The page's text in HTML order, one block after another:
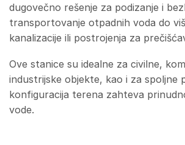
dugovečno rešenje za podizanje i
transportovanje otpadnih voda do
kanalizacije ili postrojenja za
Ove stanice su idealne za civilne,
industrijske objekte, kao i za spoljne
konfiguracija terena zahteva
vode.